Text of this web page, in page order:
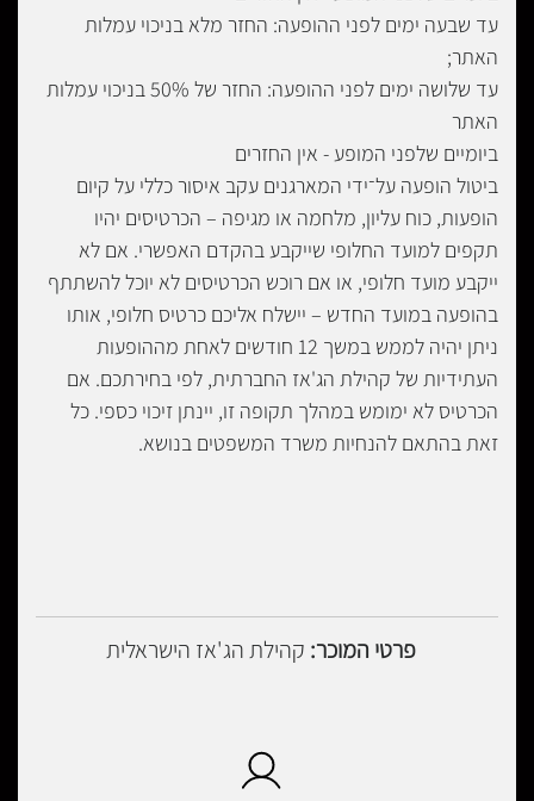
עד שבעה ימים לפני ההופעה: החזר מלא בניכוי עמלות
האתר;
עד שלושה ימים לפני ההופעה: החזר של 50% בניכוי עמלות
האתר
ביומיים שלפני המופע - אין החזרים
ביטול הופעה על־ידי המארגנים עקב איסור כללי על קיום
הופעות, כוח עליון, מלחמה או מגיפה – הכרטיסים יהיו
תקפים למועד החלופי שייקבע בהקדם האפשרי. אם לא
ייקבע מועד חלופי, או אם רוכש הכרטיסים לא יוכל להשתתף
בהופעה במועד החדש – יישלח אליכם כרטיס חלופי, אותו
ניתן יהיה לממש במשך 12 חודשים לאחת מההופעות
העתידיות של קהילת הג'אז החברתית, לפי בחירתכם. אם
הכרטיס לא ימומש במהלך תקופה זו, יינתן זיכוי כספי. כל
זאת בהתאם להנחיות משרד המשפטים בנושא.
פרטי המוכר: קהילת הג'אז הישראלית